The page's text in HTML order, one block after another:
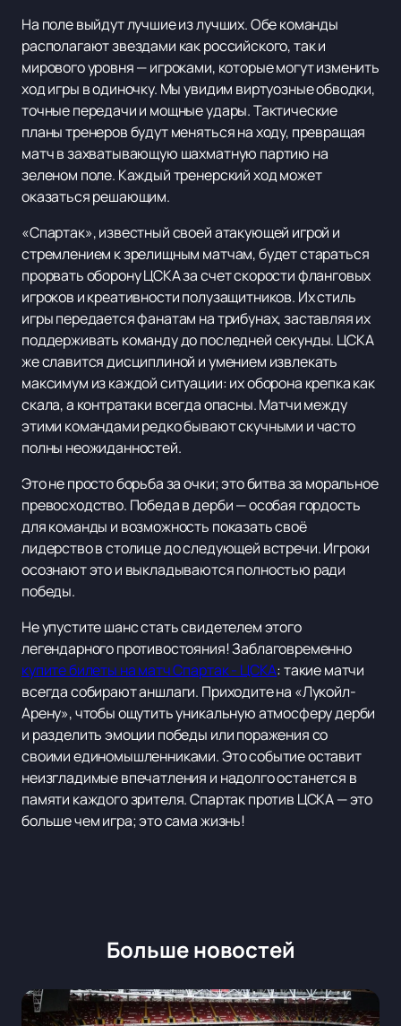
На поле выйдут лучшие из лучших. Обе команды
располагают звездами как российского, так и
мирового уровня — игроками, которые могут изменить
ход игры в одиночку. Мы увидим виртуозные обводки,
точные передачи и мощные удары. Тактические
планы тренеров будут меняться на ходу, превращая
матч в захватывающую шахматную партию на
зеленом поле. Каждый тренерский ход может
оказаться решающим.
«Спартак», известный своей атакующей игрой и
стремлением к зрелищным матчам, будет стараться
прорвать оборону ЦСКА за счет скорости фланговых
игроков и креативности полузащитников. Их стиль
игры передается фанатам на трибунах, заставляя их
поддерживать команду до последней секунды. ЦСКА
же славится дисциплиной и умением извлекать
максимум из каждой ситуации: их оборона крепка как
скала, а контратаки всегда опасны. Матчи между
этими командами редко бывают скучными и часто
полны неожиданностей.
Это не просто борьба за очки; это битва за моральное
превосходство. Победа в дерби — особая гордость
для команды и возможность показать своё
лидерство в столице до следующей встречи. Игроки
осознают это и выкладываются полностью ради
победы.
Не упустите шанс стать свидетелем этого
легендарного противостояния! Заблаговременно
купите билеты на матч Спартак - ЦСКА: такие матчи
всегда собирают аншлаги. Приходите на «Лукойл-
Арену», чтобы ощутить уникальную атмосферу дерби
и разделить эмоции победы или поражения со
своими единомышленниками. Это событие оставит
неизгладимые впечатления и надолго останется в
памяти каждого зрителя. Спартак против ЦСКА — это
больше чем игра; это сама жизнь!
Больше новостей